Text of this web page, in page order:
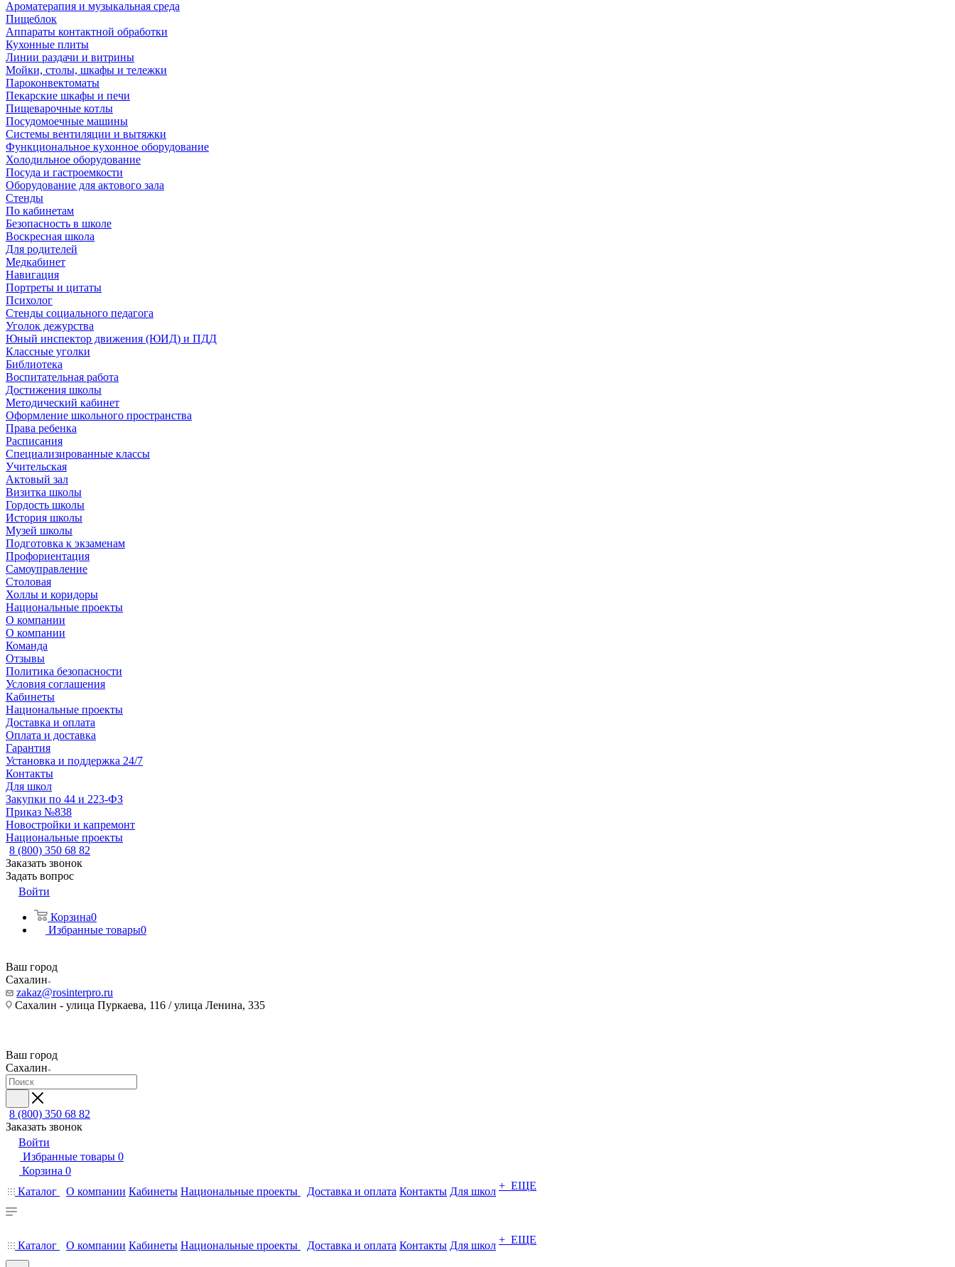
Ароматерапия и музыкальная среда
Пищеблок
Аппараты контактной обработки
Кухонные плиты
Линии раздачи и витрины
Мойки, столы, шкафы и тележки
Пароконвектоматы
Пекарские шкафы и печи
Пищеварочные котлы
Посудомоечные машины
Системы вентиляции и вытяжки
Функциональное кухонное оборудование
Холодильное оборудование
Посуда и гастроемкости
Оборудование для актового зала
Стенды
По кабинетам
Безопасность в школе
Воскресная школа
Для родителей
Медкабинет
Навигация
Портреты и цитаты
Психолог
Стенды социального педагога
Уголок дежурства
Юный инспектор движения (ЮИД) и ПДД
Классные уголки
Библиотека
Воспитательная работа
Достижения школы
Методический кабинет
Оформление школьного пространства
Права ребенка
Расписания
Специализированные классы
Учительская
Актовый зал
Визитка школы
Гордость школы
История школы
Музей школы
Подготовка к экзаменам
Профориентация
Самоуправление
Столовая
Холлы и коридоры
Национальные проекты
О компании
О компании
Команда
Отзывы
Политика безопасности
Условия соглашения
Кабинеты
Национальные проекты
Доставка и оплата
Оплата и доставка
Гарантия
Установка и поддержка 24/7
Контакты
Для школ
Закупки по 44 и 223-ФЗ
Приказ №838
Новостройки и капремонт
Национальные проекты
8 (800) 350 68 82
Заказать звонок
Задать вопрос
Войти
Корзина0
Избранные товары0
Ваш город
Сахалин
zakaz@rosinterpro.ru
Сахалин - улица Пуркаева, 116 / улица Ленина, 335
Ваш город
Сахалин
8 (800) 350 68 82
Заказать звонок
Войти
Избранные товары 0
Корзина 0
Каталог
О компании Кабинеты Национальные проекты Доставка и оплата Контакты Для школ + ЕЩЕ
Каталог О компании Кабинеты Национальные проекты Доставка и оплата Контакты Для школ + ЕЩЕ